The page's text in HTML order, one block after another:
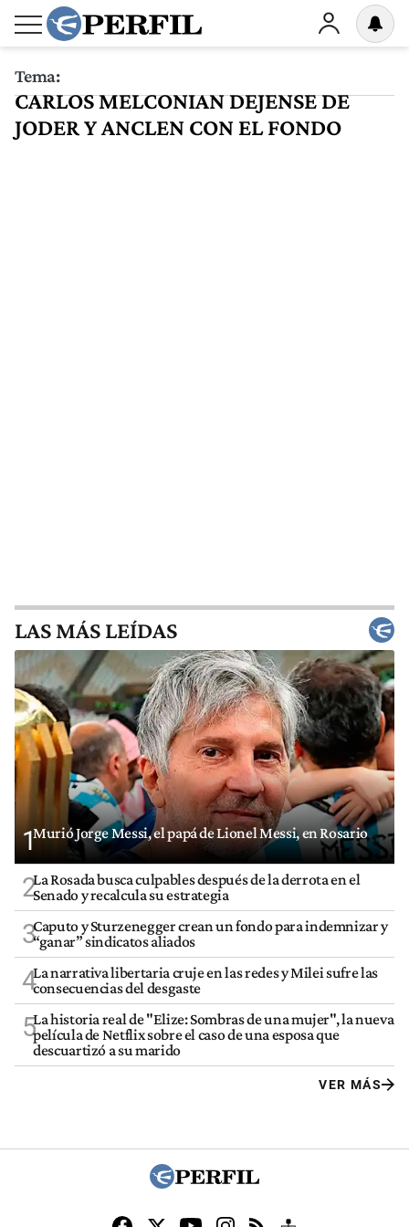
Tema:
CARLOS MELCONIAN DEJENSE DE
JODER Y ANCLEN CON EL FONDO
LAS MÁS LEÍDAS
1Murió Jorge Messi, el papá de Lionel Messi, en Rosario
2La Rosada busca culpables después de la derrota en el
Senado y recalcula su estrategia
3Caputo y Sturzenegger crean un fondo para indemnizar y
“ganar” sindicatos aliados
4La narrativa libertaria cruje en las redes y Milei sufre las
consecuencias del desgaste
5La historia real de "Elize: Sombras de una mujer", la nueva
película de Netflix sobre el caso de una esposa que
descuartizó a su marido
VER MÁS